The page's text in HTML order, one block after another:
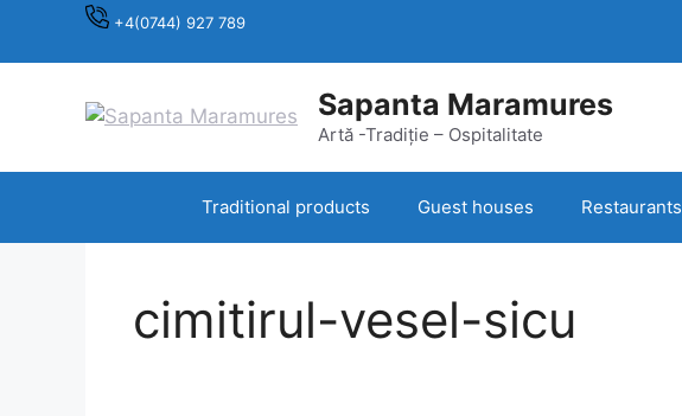
+4(0744) 927 789
Sapanta Maramures
Artă -Tradiție – Ospitalitate
Traditional products Guest houses Restaurants
cimitirul-vesel-sicu